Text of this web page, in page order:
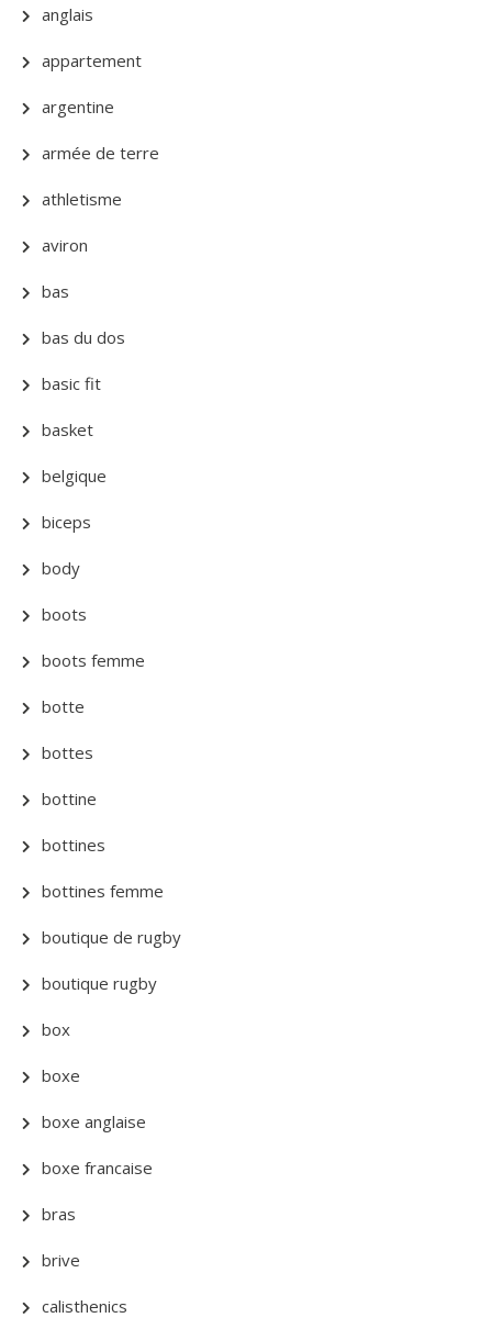
anglais
appartement
argentine
armée de terre
athletisme
aviron
bas
bas du dos
basic fit
basket
belgique
biceps
body
boots
boots femme
botte
bottes
bottine
bottines
bottines femme
boutique de rugby
boutique rugby
box
boxe
boxe anglaise
boxe francaise
bras
brive
calisthenics